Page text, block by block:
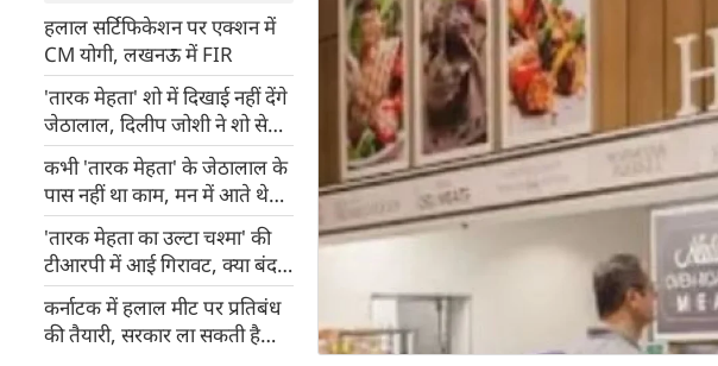
हलाल सर्टिफिकेशन पर एक्शन में
CM योगी, लखनऊ में FIR
'तारक मेहता' शो में दिखाई नहीं देंगे
जेठालाल, दिलीप जोशी ने शो से
लिया लिया शॉर्ट ब्रेक
कभी 'तारक मेहता' के जेठालाल के
पास नहीं था काम, मन में आते थे
ऐसे ख्याल
'तारक मेहता का उल्टा चश्मा' की
टीआरपी में आई गिरावट, क्या बंद
होगा शो?
कर्नाटक में हलाल मीट पर प्रतिबंध
की तैयारी, सरकार ला सकती है